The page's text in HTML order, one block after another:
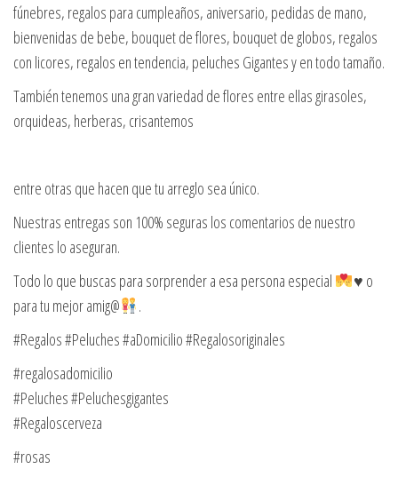
fúnebres, regalos para cumpleaños, aniversario, pedidas de mano,
bienvenidas de bebe, bouquet de flores, bouquet de globos, regalos
con licores, regalos en tendencia, peluches Gigantes y en todo tamaño.
También tenemos una gran variedad de flores entre ellas girasoles,
orquideas, herberas, crisantemos
entre otras que hacen que tu arreglo sea único.
Nuestras entregas son 100% seguras los comentarios de nuestro
clientes lo aseguran.
Todo lo que buscas para sorprender a esa persona especial
♥️ o
para tu mejor amig@
.
#Regalos #Peluches #aDomicilio #Regalosoriginales
#regalosadomicilio
#Peluches #Peluchesgigantes
#Regaloscerveza
#rosas